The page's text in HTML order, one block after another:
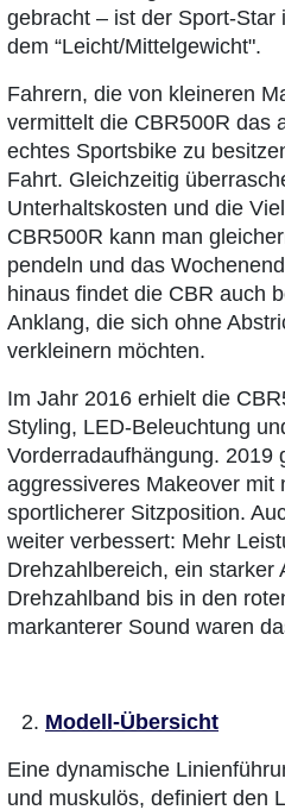
gebracht – ist der Sport-Star
dem “Leicht/Mittelgewicht".
Fahrern, die von kleineren
vermittelt die CBR500R das
echtes Sportsbike zu
Fahrt. Gleichzeitig
Unterhaltskosten und die
CBR500R kann man
pendeln und das
hinaus findet die CBR auch
Anklang, die sich ohne
verkleinern möchten.
Im Jahr 2016 erhielt die
Styling, LED-Beleuchtung
Vorderradaufhängung. 2019
aggressiveres Makeover mit
sportlicherer Sitzposition.
weiter verbessert: Mehr
Drehzahlbereich, ein starker
Drehzahlband bis in den
markanterer Sound waren
Modell-Übersicht
Eine dynamische
und muskulös, definiert den